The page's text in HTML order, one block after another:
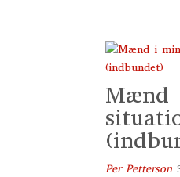
Mænd
Per Petterson